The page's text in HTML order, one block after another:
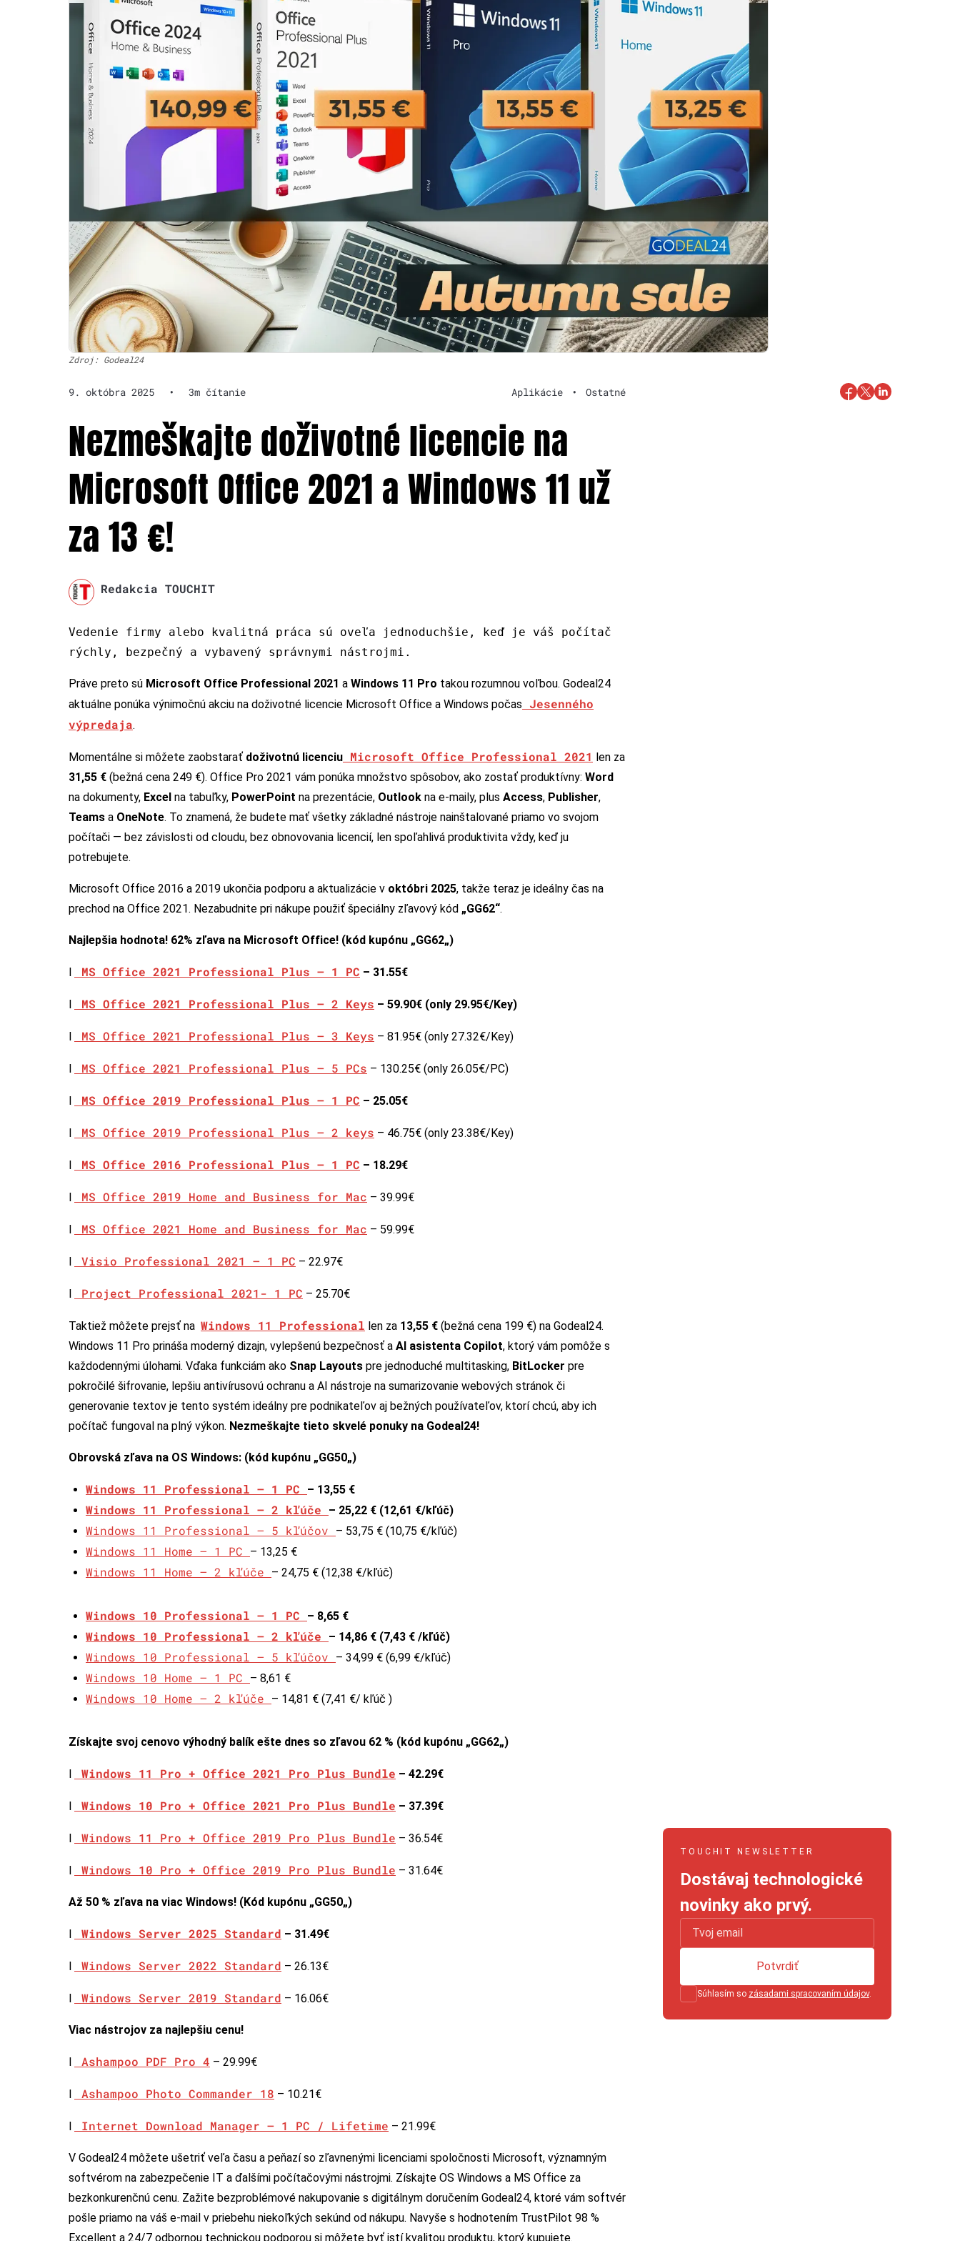
Zdroj: Godeal24
9. októbra 2025 • 3m čítanie Aplikácie • Ostatné
Nezmeškajte doživotné licencie na
Microsoft Office 2021 a Windows 11 už
za 13 €!
Redakcia TOUCHIT
Vedenie firmy alebo kvalitná práca sú oveľa jednoduchšie, keď je váš počítač
rýchly, bezpečný a vybavený správnymi nástrojmi.
Práve preto sú Microsoft Office Professional 2021 a Windows 11 Pro takou rozumnou voľbou. Godeal24
aktuálne ponúka výnimočnú akciu na doživotné licencie Microsoft Office a Windows počas
Jesenného
výpredaja.
Momentálne si môžete zaobstarať doživotnú licenciu Microsoft Office Professional 2021 len za
31,55 € (bežná cena 249 €). Office Pro 2021 vám ponúka množstvo spôsobov, ako zostať produktívny: Word
na dokumenty, Excel na tabuľky, PowerPoint na prezentácie, Outlook na e-maily, plus Access, Publisher,
Teams a OneNote. To znamená, že budete mať všetky základné nástroje nainštalované priamo vo svojom
počítači — bez závislosti od cloudu, bez obnovovania licencií, len spoľahlivá produktivita vždy, keď ju
potrebujete.
Microsoft Office 2016 a 2019 ukončia podporu a aktualizácie v októbri 2025, takže teraz je ideálny čas na
prechod na Office 2021. Nezabudnite pri nákupe použiť špeciálny zľavový kód „GG62“.
Najlepšia hodnota! 62% zľava na Microsoft Office! (kód kupónu „GG62„)
l MS Office 2021 Professional Plus – 1 PC – 31.55€
l MS Office 2021 Professional Plus – 2 Keys – 59.90€ (only 29.95€/Key)
l MS Office 2021 Professional Plus – 3 Keys – 81.95€ (only 27.32€/Key)
l MS Office 2021 Professional Plus – 5 PCs – 130.25€ (only 26.05€/PC)
l MS Office 2019 Professional Plus – 1 PC – 25.05€
l MS Office 2019 Professional Plus – 2 keys – 46.75€ (only 23.38€/Key)
l MS Office 2016 Professional Plus – 1 PC – 18.29€
l MS Office 2019 Home and Business for Mac – 39.99€
l MS Office 2021 Home and Business for Mac – 59.99€
l Visio Professional 2021 – 1 PC – 22.97€
l Project Professional 2021- 1 PC – 25.70€
Taktiež môžete prejsť na Windows 11 Professional len za 13,55 € (bežná cena 199 €) na Godeal24.
Windows 11 Pro prináša moderný dizajn, vylepšenú bezpečnosť a AI asistenta Copilot, ktorý vám pomôže s
každodennými úlohami. Vďaka funkciám ako Snap Layouts pre jednoduché multitasking, BitLocker pre
pokročilé šifrovanie, lepšiu antivírusovú ochranu a AI nástroje na sumarizovanie webových stránok či
generovanie textov je tento systém ideálny pre podnikateľov aj bežných používateľov, ktorí chcú, aby ich
počítač fungoval na plný výkon. Nezmeškajte tieto skvelé ponuky na Godeal24!
Obrovská zľava na OS Windows: (kód kupónu „GG50„)
Windows 11 Professional – 1 PC – 13,55 €
Windows 11 Professional – 2 kľúče – 25,22 € (12,61 €/kľúč)
Windows 11 Professional – 5 kľúčov – 53,75 € (10,75 €/kľúč)
Windows 11 Home – 1 PC – 13,25 €
Windows 11 Home – 2 kľúče – 24,75 € (12,38 €/kľúč)
Windows 10 Professional – 1 PC – 8,65 €
Windows 10 Professional – 2 kľúče – 14,86 € (7,43 € /kľúč)
Windows 10 Professional – 5 kľúčov – 34,99 € (6,99 €/kľúč)
Windows 10 Home – 1 PC – 8,61 €
Windows 10 Home – 2 kľúče – 14,81 € (7,41 €/ kľúč )
Získajte svoj cenovo výhodný balík ešte dnes so zľavou 62 % (kód kupónu „GG62„)
l Windows 11 Pro + Office 2021 Pro Plus Bundle – 42.29€
l Windows 10 Pro + Office 2021 Pro Plus Bundle – 37.39€
l Windows 11 Pro + Office 2019 Pro Plus Bundle – 36.54€
l Windows 10 Pro + Office 2019 Pro Plus Bundle – 31.64€
Až 50 % zľava na viac Windows! (Kód kupónu „GG50„)
l Windows Server 2025 Standard – 31.49€
l Windows Server 2022 Standard – 26.13€
l Windows Server 2019 Standard – 16.06€
Viac nástrojov za najlepšiu cenu!
l Ashampoo PDF Pro 4 – 29.99€
l Ashampoo Photo Commander 18 – 10.21€
l Internet Download Manager – 1 PC / Lifetime – 21.99€
V Godeal24 môžete ušetriť veľa času a peňazí so zľavnenými licenciami spoločnosti Microsoft, významným
softvérom na zabezpečenie IT a ďalšími počítačovými nástrojmi. Získajte OS Windows a MS Office za
bezkonkurenčnú cenu. Zažite bezproblémové nakupovanie s digitálnym doručením Godeal24, ktoré vám softvér
pošle priamo na váš e-mail v priebehu niekoľkých sekúnd od nákupu. Navyše s hodnotením TrustPilot 98 %
Excellent a 24/7 odbornou technickou podporou si môžete byť istí kvalitou produktu, ktorý kupujete.
TOUCHIT NEWSLETTER
Dostávaj technologické
novinky ako prvý.
Súhlasím so zásadami spracovaním údajov.
Potvrdiť